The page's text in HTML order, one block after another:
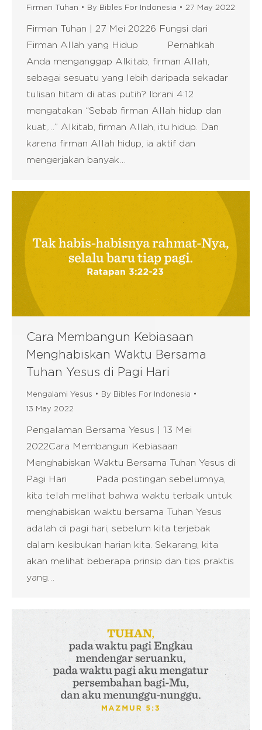
Firman Tuhan By Bibles For Indonesia 27 May 2022
Firman Tuhan | 27 Mei 20226 Fungsi dari
Firman Allah yang Hidup Pernahkah
Anda menganggap Alkitab, firman Allah,
sebagai sesuatu yang lebih daripada sekadar
tulisan hitam di atas putih? Ibrani 4:12
mengatakan “Sebab firman Allah hidup dan
kuat,…” Alkitab, firman Allah, itu hidup. Dan
karena firman Allah hidup, ia aktif dan
mengerjakan banyak…
Cara Membangun Kebiasaan
Menghabiskan Waktu Bersama
Tuhan Yesus di Pagi Hari
Mengalami Yesus By Bibles For Indonesia
13 May 2022
Pengalaman Bersama Yesus | 13 Mei
2022Cara Membangun Kebiasaan
Menghabiskan Waktu Bersama Tuhan Yesus di
Pagi Hari Pada postingan sebelumnya,
kita telah melihat bahwa waktu terbaik untuk
menghabiskan waktu bersama Tuhan Yesus
adalah di pagi hari, sebelum kita terjebak
dalam kesibukan harian kita. Sekarang, kita
akan melihat beberapa prinsip dan tips praktis
yang…